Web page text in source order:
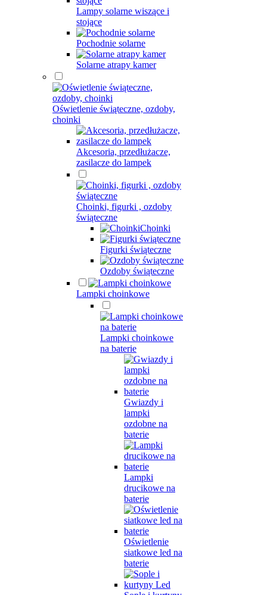
Lampy solarne wiszące i
stojące
Pochodnie solarne
Solarne atrapy kamer
Oświetlenie świąteczne, ozdoby,
choinki
Akcesoria, przedłużacze,
zasilacze do lampek
Choinki, figurki , ozdoby
świąteczne
Choinki
Figurki świąteczne
Ozdoby świąteczne
Lampki choinkowe
Lampki choinkowe
na baterie
Gwiazdy i
lampki
ozdobne na
baterie
Lampki
drucikowe na
baterie
Oświetlenie
siatkowe led na
baterie